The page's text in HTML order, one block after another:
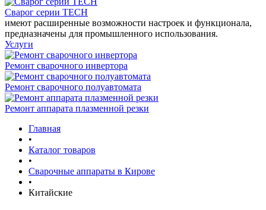
Сварог серии TECH
имеют расширенные возможности настроек и функционала,
предназначены для промышленного использования.
Услуги
Ремонт сварочного инвертора
Ремонт сварочного полуавтомата
Ремонт аппарата плазменной резки
Главная
•
Каталог товаров
•
Сварочные аппараты в Кирове
•
Китайские